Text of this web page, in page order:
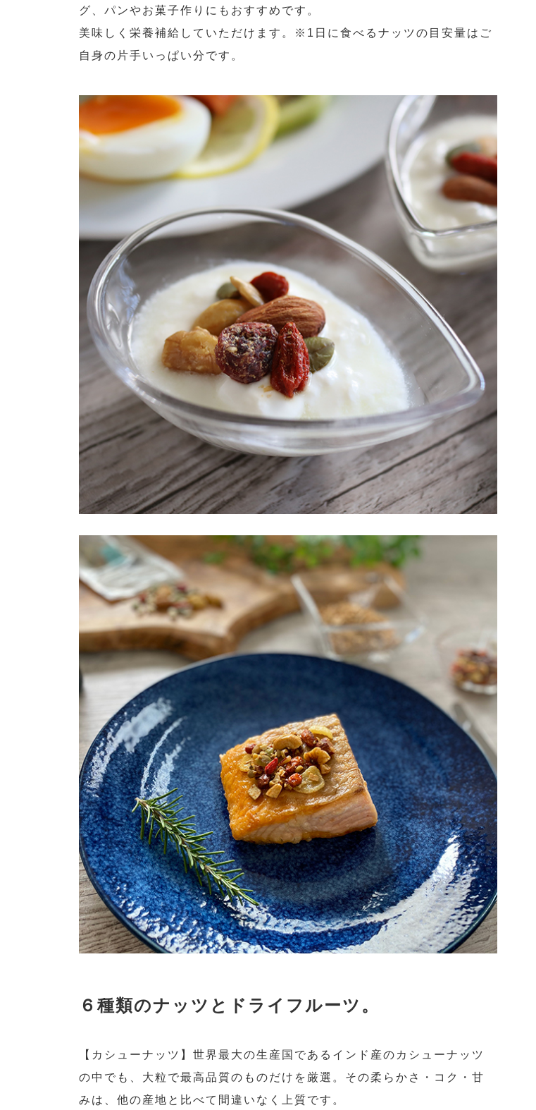
グ、パンやお菓子作りにもおすすめです。
美味しく栄養補給していただけます。※1日に食べるナッツの目安量はご
自身の片手いっぱい分です。
６種類のナッツとドライフルーツ。
【カシューナッツ】世界最大の生産国であるインド産のカシューナッツ
の中でも、大粒で最高品質のものだけを厳選。その柔らかさ・コク・甘
みは、他の産地と比べて間違いなく上質です。